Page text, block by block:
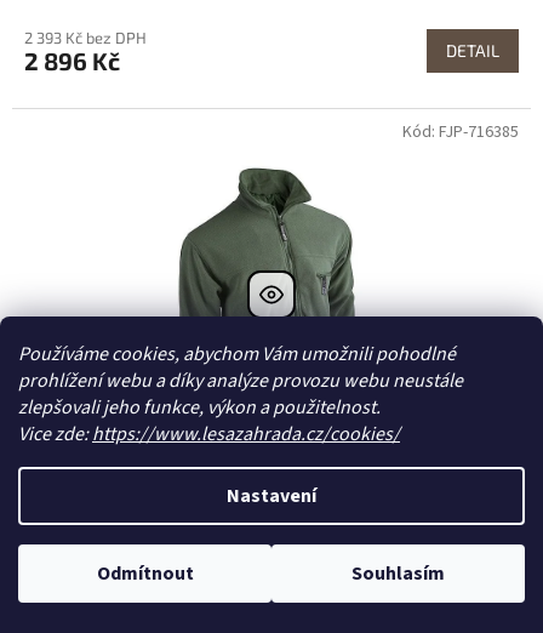
Používáme cookies, abychom Vám umožnili pohodlné
prohlížení webu a díky analýze provozu webu neustále
zlepšovali jeho funkce, výkon a použitelnost.
Vice zde:https://www.lesazahrada.cz/cookies/
Nastavení
Odmítnout Souhlasím
2 393 Kč bez DPH
2 896 Kč DETAIL
Kód: FJP-716385